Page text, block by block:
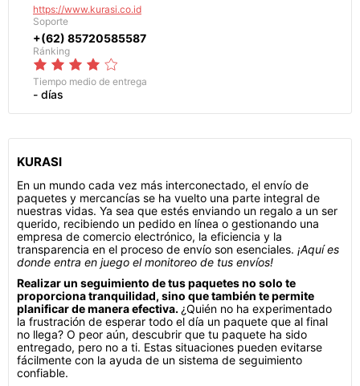
https://www.kurasi.co.id
Soporte
+(62) 85720585587
Ránking
Tiempo medio de entrega
- días
KURASI
En un mundo cada vez más interconectado, el envío de
paquetes y mercancías se ha vuelto una parte integral de
nuestras vidas. Ya sea que estés enviando un regalo a un ser
querido, recibiendo un pedido en línea o gestionando una
empresa de comercio electrónico, la eficiencia y la
transparencia en el proceso de envío son esenciales. ¡Aquí es
donde entra en juego el monitoreo de tus envíos!
Realizar un seguimiento de tus paquetes no solo te
proporciona tranquilidad, sino que también te permite
planificar de manera efectiva. ¿Quién no ha experimentado
la frustración de esperar todo el día un paquete que al final
no llega? O peor aún, descubrir que tu paquete ha sido
entregado, pero no a ti. Estas situaciones pueden evitarse
fácilmente con la ayuda de un sistema de seguimiento
confiable.